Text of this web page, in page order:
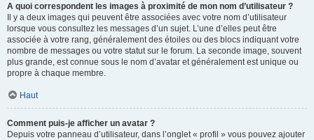
A quoi correspondent les images à proximité de mon nom d’utilisateur ?
Il y a deux images qui peuvent être associées avec votre nom d’utilisateur
lorsque vous consultez les messages d’un sujet. L’une d’elles peut être
associée à votre rang, généralement des étoiles ou des blocs indiquant votre
nombre de messages ou votre statut sur le forum. La seconde image, souvent
plus grande, est connue sous le nom d’avatar et généralement est unique ou
propre à chaque membre.
Haut
Comment puis-je afficher un avatar ?
Depuis votre panneau d’utilisateur, dans l’onglet « profil » vous pouvez ajouter